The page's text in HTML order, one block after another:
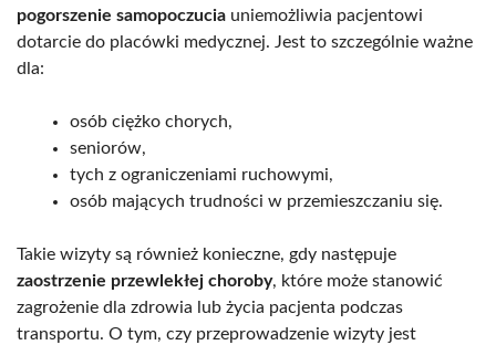
pogorszenie samopoczucia uniemożliwia pacjentowi
dotarcie do placówki medycznej. Jest to szczególnie ważne
dla:
osób ciężko chorych,
seniorów,
tych z ograniczeniami ruchowymi,
osób mających trudności w przemieszczaniu się.
Takie wizyty są również konieczne, gdy następuje
zaostrzenie przewlekłej choroby, które może stanowić
zagrożenie dla zdrowia lub życia pacjenta podczas
transportu. O tym, czy przeprowadzenie wizyty jest